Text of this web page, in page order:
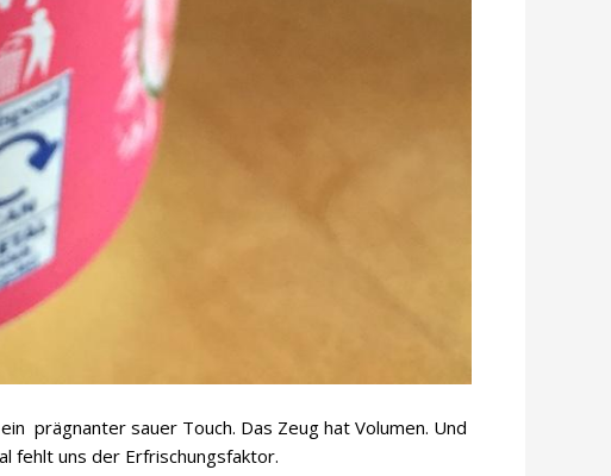
prägnanter sauer Touch. Das Zeug hat Volumen. Und
fehlt uns der Erfrischungsfaktor.